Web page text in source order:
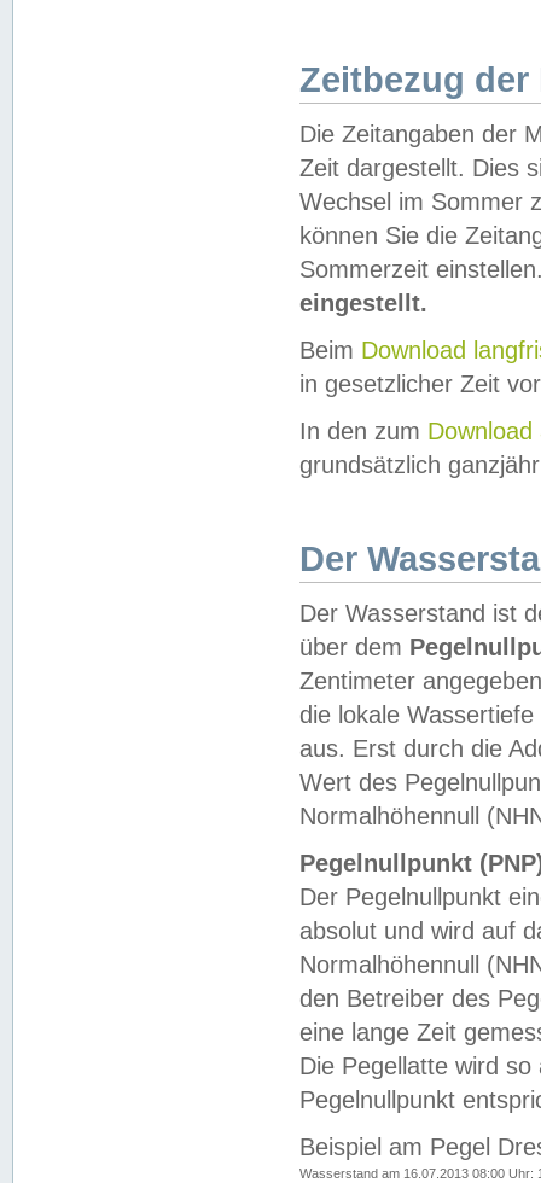
Zeitbezug der
Die Zeitangaben der
Zeit dargestellt. Dies
Wechsel im Sommer
können Sie die
Sommerzeit
eingestellt.
Beim Download
in gesetzlicher Zeit
In den zum Download
grundsätzlich
Der
Der Wasserstand ist
über dem
Zentimeter
die lokale
aus. Erst durch die
Wert des
Normalhöhennull
Pegelnullpunkt
Der Pegelnullpunkt
absolut und wird auf
Normalhöhennull
den Betreiber des
eine lange Zeit
Die Pegellatte wird
Pegelnullpunkt
Beispiel am Pegel
Wasserstand am 16.07.2013 08:00 Uhr: